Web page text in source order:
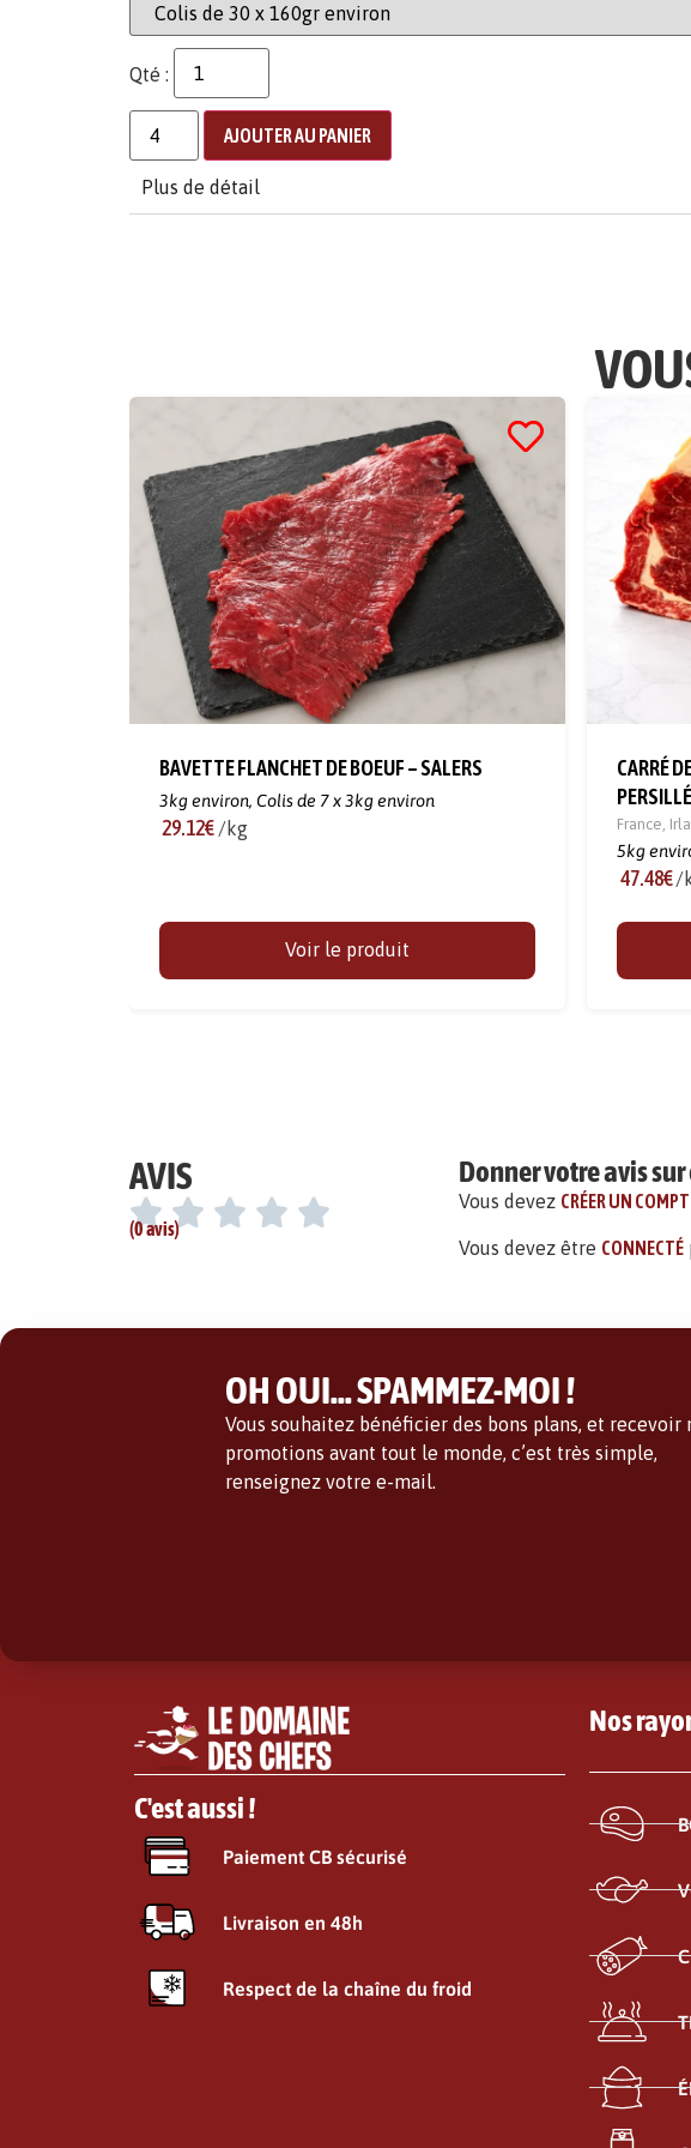
Qté :
AJOUTER AU PANIER
Plus de détail
BAVETTE FLANCHET DE BOEUF – SALERS
3kg environ, Colis de 7 x 3kg environ
29.12€ /kg
Voir le produit
CARRÉ
PERSILLÉ
France,
5kg
47.48€/
AVIS
(0 avis)
Donner votre avis
Vous devez CRÉER UN
Vous devez être CONNECTÉ
OH OUI... SPAMMEZ-MOI !
Vous souhaitez bénéficier des bons plans, et recevoir
promotions avant tout le monde, c’est très simple,
renseignez votre e-mail.
C'est aussi !
Paiement CB sécurisé
Livraison en 48h
Respect de la chaîne du froid
Nos